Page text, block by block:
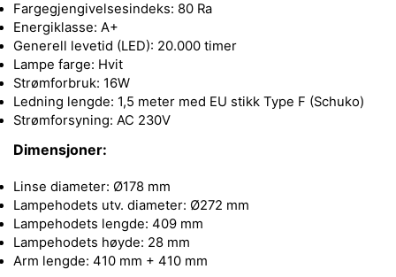
Fargegjengivelsesindeks: 80 Ra
Energiklasse: A+
Generell levetid (LED): 20.000 timer
Lampe farge: Hvit
Strømforbruk: 16W
Ledning lengde: 1,5 meter med EU stikk Type F (Schuko)
Strømforsyning: AC 230V
Dimensjoner:
Linse diameter: Ø178 mm
Lampehodets utv. diameter: Ø272 mm
Lampehodets lengde: 409 mm
Lampehodets høyde: 28 mm
Arm lengde: 410 mm + 410 mm